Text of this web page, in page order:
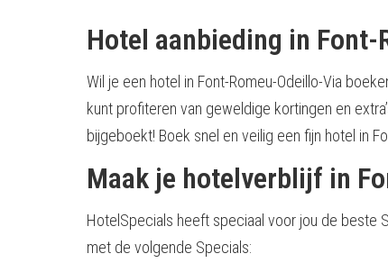
Hotel aanbieding in
Wil je een hotel in Font-Romeu-Odeillo-Via
kunt profiteren van geweldige kortingen en
bijgeboekt! Boek snel en veilig een fijn hotel in
Maak je hotelverblijf in
HotelSpecials heeft speciaal voor jou de beste
met de volgende Specials: